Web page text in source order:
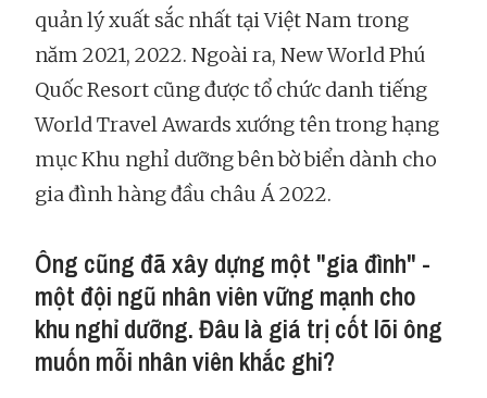
quản lý xuất sắc nhất tại Việt Nam trong
năm 2021, 2022. Ngoài ra, New World Phú
Quốc Resort cũng được tổ chức danh tiếng
World Travel Awards xướng tên trong hạng
mục Khu nghỉ dưỡng bên bờ biển dành cho
gia đình hàng đầu châu Á 2022.
Ông cũng đã xây dựng một "gia đình" -
một đội ngũ nhân viên vững mạnh cho
khu nghỉ dưỡng. Đâu là giá trị cốt lõi ông
muốn mỗi nhân viên khắc ghi?